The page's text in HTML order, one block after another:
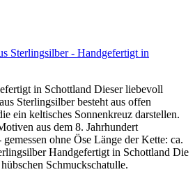
Sterlingsilber - Handgefertigt in
in Schottland Dieser liebevoll
Sterlingsilber besteht aus offen
ein keltisches Sonnenkreuz darstellen.
aus dem 8. Jahrhundert
ohne Öse Länge der Kette: ca.
Handgefertigt in Schottland Die
Schmuckschatulle.